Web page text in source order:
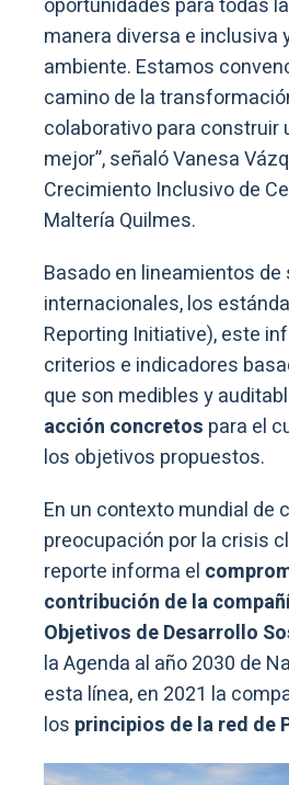
oportunidades para todas
manera diversa e inclusiva
ambiente. Estamos
camino de la
colaborativo para construir
mejor”, señaló Vanesa
Crecimiento Inclusivo de
Maltería Quilmes.
Basado en lineamientos
internacionales, los
Reporting Initiative), este
criterios e indicadores
que son medibles y
acción concretos para el
los objetivos propuestos.
En un contexto mundial de
preocupación por la crisis
reporte informa el
contribución de la
Objetivos de Desarrollo
la Agenda al año 2030 de
esta línea, en 2021 la
los principios de la red de